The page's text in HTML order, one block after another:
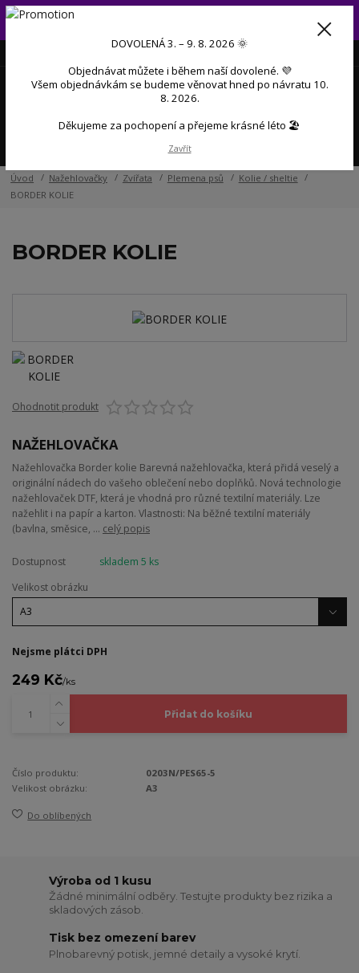
Od 3. do 9. 8. 2026 budeme mít dovolenou 💜 Objednávky přijaté
během dovolené začneme postupně zpracovávat po návratu 💜
Úvod Nažehlovačky Zvířata Plemena psů
Kolie / sheltie
BORDER KOLIE
BORDER KOLIE
Ohodnotit produkt
NAŽEHLOVAČKA
Nažehlovačka Border kolie Barevná nažehlovačka, která přidá veselý a
originální nádech do vašeho oblečení nebo doplňků. Nová technologie
nažehlovaček DTF, která je vhodná pro různé textilní materiály. Lze
nažehlit i na papír a karton. Vlastnosti: Na běžné textilní materiály
(bavlna, směsice, ... celý popis
Dostupnost
skladem 5 ks
Velikost obrázku
Nejsme plátci DPH
249 Kč/ks
Přidat do košíku
Číslo produktu:
0203N/PES65-5
Velikost obrázku:
A3
Do oblíbených
Výroba od 1 kusu
Žádné minimální odběry. Testujte produkty bez rizika a
skladových zásob.
Tisk bez omezení barev
Plnobarevný potisk, jemné detaily a vysoké krytí.
DOVOLENÁ 3. – 9. 8. 2026 🌞
Objednávat můžete i během naší dovolené. 💜
Všem objednávkám se budeme věnovat hned po návratu 10.
8. 2026.
Děkujeme za pochopení a přejeme krásné léto 🏖️
Zavřít